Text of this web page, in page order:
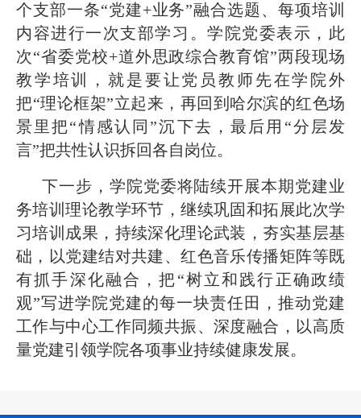
个支部一条“党建+业务”融合选题、每项培训
内容进行一次支部学习。学院党委表示，此
次“省委党校+道外思政综合教育馆”两段现场
教学培训，就是要让党员教师先在学院外
把“理论框架”立起来，再回到哈尔滨的红色场
景里把“情感认同”沉下去，最后用“分层发
言”把共性认识拆回各自岗位。
下一步，学院党委将陆续开展本期党建业
务培训理论教学环节，继续巩固和拓展此次学
习培训成果，持续深化理论武装，夯实基层基
础，以党建结对共建、红色音乐传播矩阵等既
有抓手深化融合，把“树立和践行正确政绩
观”写进学院党建的每一块责任田，推动党建
工作与中心工作同频共振、深度融合，以高质
量党建引领学院各项事业持续健康发展。